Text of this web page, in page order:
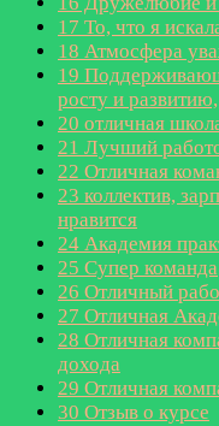
17 То, что я
18 Атмосфера
19
росту и
20 отличная
21 Лучший
22 Отличная
23 коллектив,
нравится
24 Академия
25 Супер команда
26 Отличный
27 Отличная
28 Отличная
дохода
29 Отличная
30 Отзыв о курсе